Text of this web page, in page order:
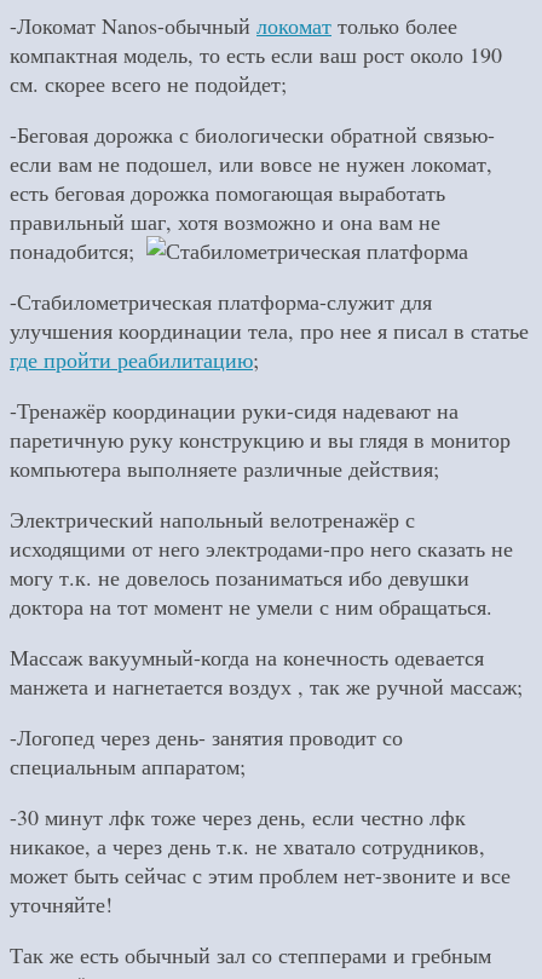
-Локомат Nanos-обычный локомат только более
компактная модель, то есть если ваш рост около 190
см. скорее всего не подойдет;
-Беговая дорожка с биологически обратной связью-
если вам не подошел, или вовсе не нужен локомат,
есть беговая дорожка помогающая выработать
правильный шаг, хотя возможно и она вам не
понадобится;
-Стабилометрическая платформа-служит для
улучшения координации тела, про нее я писал в статье
где пройти реабилитацию;
-Тренажёр координации руки-сидя надевают на
паретичную руку конструкцию и вы глядя в монитор
компьютера выполняете различные действия;
Электрический напольный велотренажёр с
исходящими от него электродами-про него сказать не
могу т.к. не довелось позаниматься ибо девушки
доктора на тот момент не умели с ним обращаться.
Массаж вакуумный-когда на конечность одевается
манжета и нагнетается воздух , так же ручной массаж;
-Логопед через день- занятия проводит со
специальным аппаратом;
-30 минут лфк тоже через день, если честно лфк
никакое, а через день т.к. не хватало сотрудников,
может быть сейчас с этим проблем нет-звоните и все
уточняйте!
Так же есть обычный зал со степперами и гребным